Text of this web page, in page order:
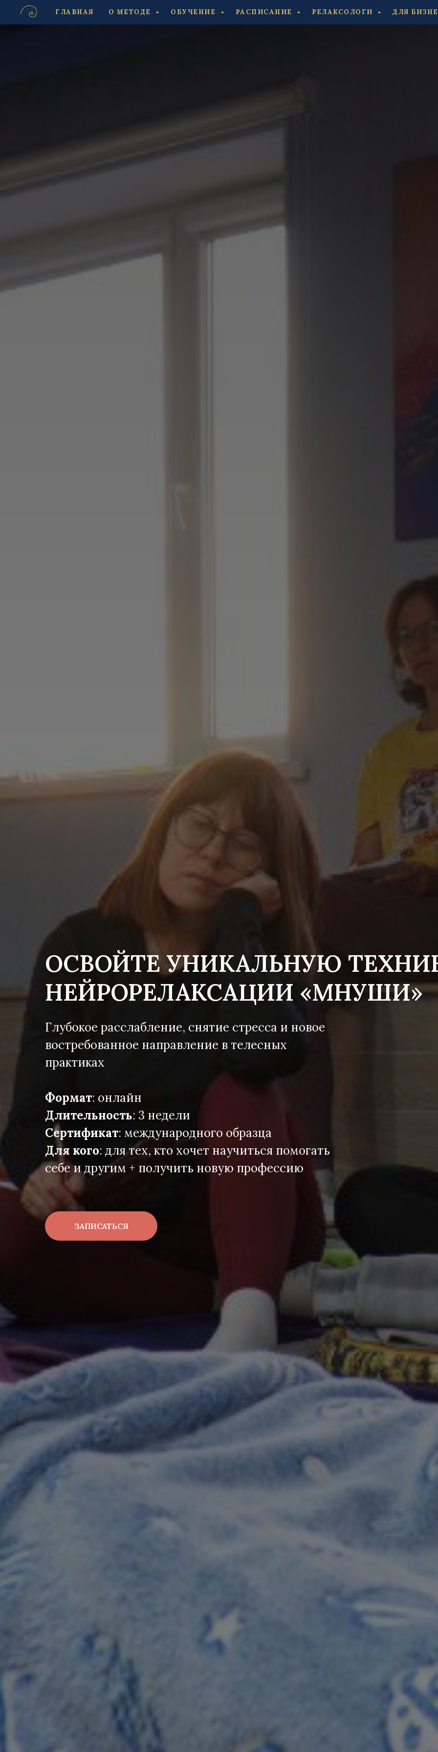
ГЛАВНАЯ О МЕТОДЕ ОБУЧЕНИЕ РАСПИСАНИЕ РЕЛАКСОЛОГИ ДЛЯ
ОСВОЙТЕ УНИКАЛЬНУЮ
НЕЙРОРЕЛАКСАЦИИ «МНУШИ»
Глубокое расслабление, снятие стресса и новое
востребованное направление в телесных
практиках
Формат: онлайн
Длительность: 3 недели
Сертификат: международного образца
Для кого: для тех, кто хочет научиться помогать
себе и другим + получить новую профессию
ЗАПИСАТЬСЯ